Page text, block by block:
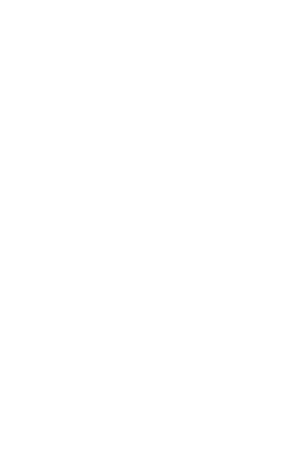
garáže* (ve vzdálenosti 350 m),
balkon
sociální zařízení s vanou, balkon